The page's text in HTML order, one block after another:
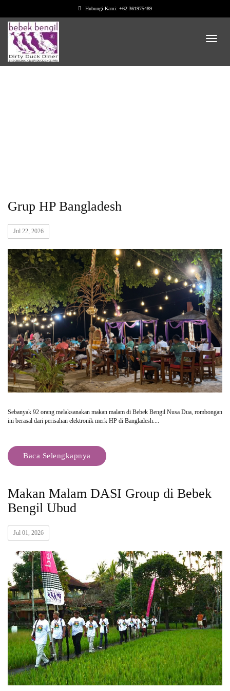
Hubungi Kami: +62 361975489
Grup HP Bangladesh
Jul 22, 2026
Sebanyak 92 orang melaksanakan makan malam di Bebek Bengil Nusa Dua, rombongan
ini berasal dari perisahan elektronik merk HP di Bangladesh....
Baca Selengkapnya
Makan Malam DASI Group di Bebek
Bengil Ubud
Jul 01, 2026